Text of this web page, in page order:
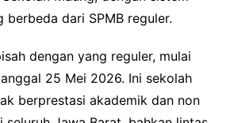
berbeda dari SPMB reguler.
dengan yang reguler, mulai
25 Mei 2026. Ini sekolah
berprestasi akademik dan non